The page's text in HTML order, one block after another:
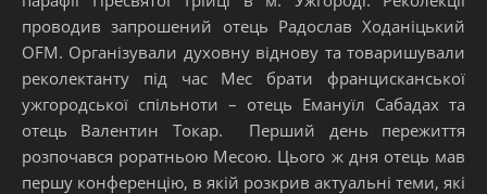
проводив запрошений отець Радослав Ходаніцький
OFM. Організували духовну віднову та товаришували
реколектанту під час Мес брати францисканської
ужгородської спільноти – отець Емануїл Сабадах та
отець Валентин Токар. Перший день пережиття
розпочався роратньою Месою. Цього ж дня отець мав
першу конференцію, в якій розкрив актуальні теми, які